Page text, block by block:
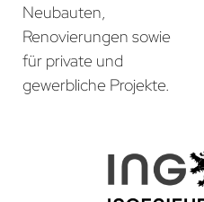
Neubauten,
Renovierungen sowie
für private und
gewerbliche Projekte.